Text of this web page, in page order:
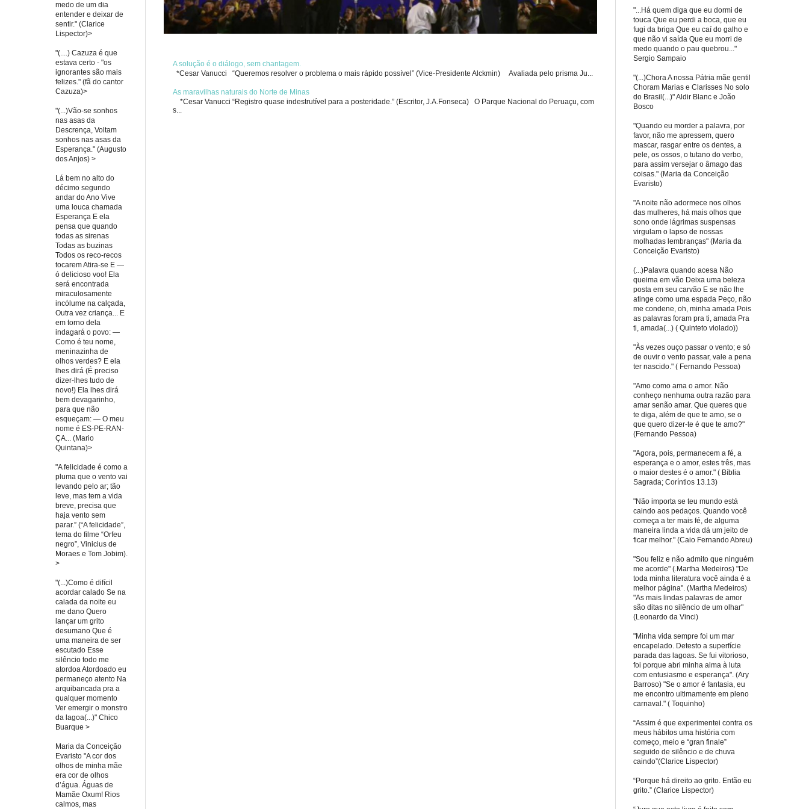
A solução é o diálogo, sem chantagem.
*Cesar Vanucci “Queremos resolver o problema o mais rápido possível” (Vice-Presidente Alckmin) Avaliada pelo prisma Ju...
As maravilhas naturais do Norte de Minas
*Cesar Vanucci “Registro quase indestrutível para a posteridade.” (Escritor, J.A.Fonseca) O Parque Nacional do Peruaçu, com
s...
medo de um dia
entender e deixar de
sentir." (Clarice
Lispector)>
"(....) Cazuza é que
estava certo - "os
ignorantes são mais
felizes." (fã do cantor
Cazuza)>
"(...)Vão-se sonhos
nas asas da
Descrença, Voltam
sonhos nas asas da
Esperança." (Augusto
dos Anjos) >
Lá bem no alto do
décimo segundo
andar do Ano Vive
uma louca chamada
Esperança E ela
pensa que quando
todas as sirenas
Todas as buzinas
Todos os reco-recos
tocarem Atira-se E —
ó delicioso voo! Ela
será encontrada
miraculosamente
incólume na calçada,
Outra vez criança... E
em torno dela
indagará o povo: —
Como é teu nome,
meninazinha de
olhos verdes? E ela
lhes dirá (É preciso
dizer-lhes tudo de
novo!) Ela lhes dirá
bem devagarinho,
para que não
esqueçam: — O meu
nome é ES-PE-RAN-
ÇA... (Mario
Quintana)>
"A felicidade é como a
pluma que o vento vai
levando pelo ar; tão
leve, mas tem a vida
breve, precisa que
haja vento sem
parar.” (“A felicidade”,
tema do filme “Orfeu
negro”, Vinicius de
Moraes e Tom Jobim).
>
"(...)Como é difícil
acordar calado Se na
calada da noite eu
me dano Quero
lançar um grito
desumano Que é
uma maneira de ser
escutado Esse
silêncio todo me
atordoa Atordoado eu
permaneço atento Na
arquibancada pra a
qualquer momento
Ver emergir o monstro
da lagoa(...)" Chico
Buarque >
Maria da Conceição
Evaristo "A cor dos
olhos de minha mãe
era cor de olhos
d’água. Águas de
Mamãe Oxum! Rios
calmos, mas
"...Há quem diga que eu dormi de
touca Que eu perdi a boca, que eu
fugi da briga Que eu caí do galho e
que não vi saída Que eu morri de
medo quando o pau quebrou..."
Sergio Sampaio
"(...)Chora A nossa Pátria mãe gentil
Choram Marias e Clarisses No solo
do Brasil(...)" Aldir Blanc e João
Bosco
"Quando eu morder a palavra, por
favor, não me apressem, quero
mascar, rasgar entre os dentes, a
pele, os ossos, o tutano do verbo,
para assim versejar o âmago das
coisas." (Maria da Conceição
Evaristo)
"A noite não adormece nos olhos
das mulheres, há mais olhos que
sono onde lágrimas suspensas
virgulam o lapso de nossas
molhadas lembranças" (Maria da
Conceição Evaristo)
(...)Palavra quando acesa Não
queima em vão Deixa uma beleza
posta em seu carvão E se não lhe
atinge como uma espada Peço, não
me condene, oh, minha amada Pois
as palavras foram pra ti, amada Pra
ti, amada(...) ( Quinteto violado))
"Às vezes ouço passar o vento; e só
de ouvir o vento passar, vale a pena
ter nascido." ( Fernando Pessoa)
"Amo como ama o amor. Não
conheço nenhuma outra razão para
amar senão amar. Que queres que
te diga, além de que te amo, se o
que quero dizer-te é que te amo?"
(Fernando Pessoa)
"Agora, pois, permanecem a fé, a
esperança e o amor, estes três, mas
o maior destes é o amor." ( Bíblia
Sagrada; Coríntios 13.13)
"Não importa se teu mundo está
caindo aos pedaços. Quando você
começa a ter mais fé, de alguma
maneira linda a vida dá um jeito de
ficar melhor." (Caio Fernando Abreu)
"Sou feliz e não admito que ninguém
me acorde" (.Martha Medeiros) "De
toda minha literatura você ainda é a
melhor página". (Martha Medeiros)
"As mais lindas palavras de amor
são ditas no silêncio de um olhar"
(Leonardo da Vinci)
"Minha vida sempre foi um mar
encapelado. Detesto a superfície
parada das lagoas. Se fui vitorioso,
foi porque abri minha alma à luta
com entusiasmo e esperança". (Ary
Barroso) "Se o amor é fantasia, eu
me encontro ultimamente em pleno
carnaval." ( Toquinho)
“Assim é que experimentei contra os
meus hábitos uma história com
começo, meio e “gran finale”
seguido de silêncio e de chuva
caindo”(Clarice Lispector)
“Porque há direito ao grito. Então eu
grito.” (Clarice Lispector)